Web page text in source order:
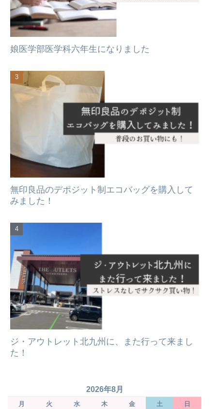
娘医学部医学科六年生になりました
無印良品のデポジット制エコバッグを購入して
みました！
ジ・アウトレット北九州に、また行って来まし
た！
2026年8月
月 火 水 木 金 土
日